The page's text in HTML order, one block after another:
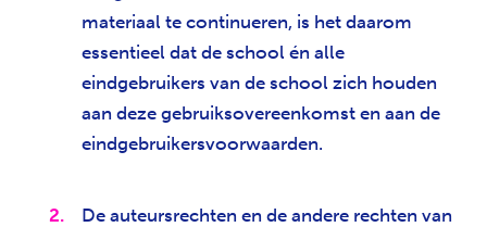
materiaal te continueren, is het daarom
essentieel dat de school én alle
eindgebruikers van de school zich houden
aan deze gebruiksovereenkomst en aan de
eindgebruikersvoorwaarden.
De auteursrechten en de andere rechten van